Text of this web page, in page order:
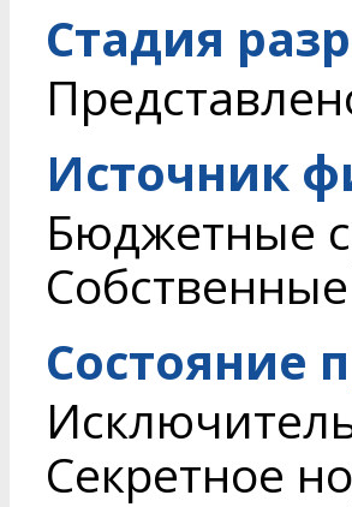
Стадия
Источник
Бюджетные
Состояние
Секретное